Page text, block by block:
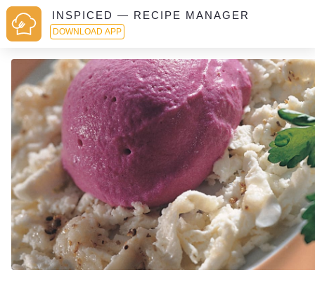
INSPICED — RECIPE MANAGER
DOWNLOAD APP